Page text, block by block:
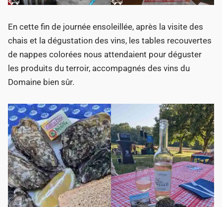
En cette fin de journée ensoleillée, après la visite des
chais et la dégustation des vins, les tables recouvertes
de nappes colorées nous attendaient pour déguster
les produits du terroir, accompagnés des vins du
Domaine bien sûr.